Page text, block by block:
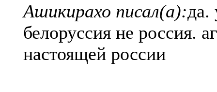
Ашикирахо писал(а):да.
белоруссия не россия.
настоящей россии